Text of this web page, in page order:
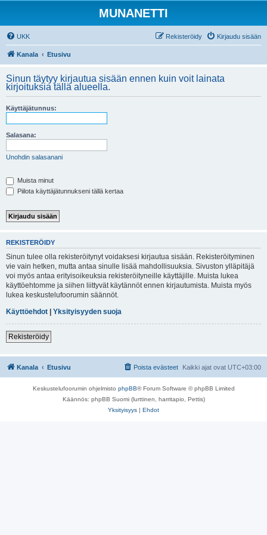
MUNANETTI
UKK Kirjaudu sisään
Rekisteröidy
Kanala Etusivu
Sinun täytyy kirjautua sisään ennen kuin voit lainata
kirjoituksia tällä alueella.
Käyttäjätunnus:
Salasana:
Unohdin salasanani
Muista minut
Piilota käyttäjätunnukseni tällä kertaa
REKISTERÖIDY
Sinun tulee olla rekisteröitynyt voidaksesi kirjautua sisään. Rekisteröityminen
vie vain hetken, mutta antaa sinulle lisää mahdollisuuksia. Sivuston ylläpitäjä
voi myös antaa erityisoikeuksia rekisteröityneille käyttäjille. Muista lukea
käyttöehtomme ja siihen liittyvät käytännöt ennen kirjautumista. Muista myös
lukea keskustelufoorumin säännöt.
Käyttöehdot | Yksityisyyden suoja
Rekisteröidy
Kanala Etusivu Kaikki ajat ovat UTC+03:00
Poista evästeet
Keskustelufoorumin ohjelmisto phpBB® Forum Software © phpBB Limited
Käännös: phpBB Suomi (lurttinen, harritapio, Pettis)
Yksityisyys | Ehdot